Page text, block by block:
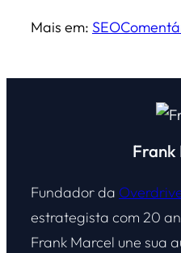
Mais em: SEO
Frank
Fundador da
estrategista com 20
Frank Marcel une sua